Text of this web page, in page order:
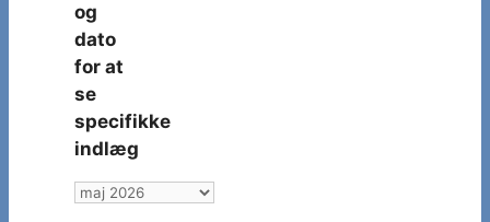
og
dato
for at
se
specifikke
indlæg
Vælg